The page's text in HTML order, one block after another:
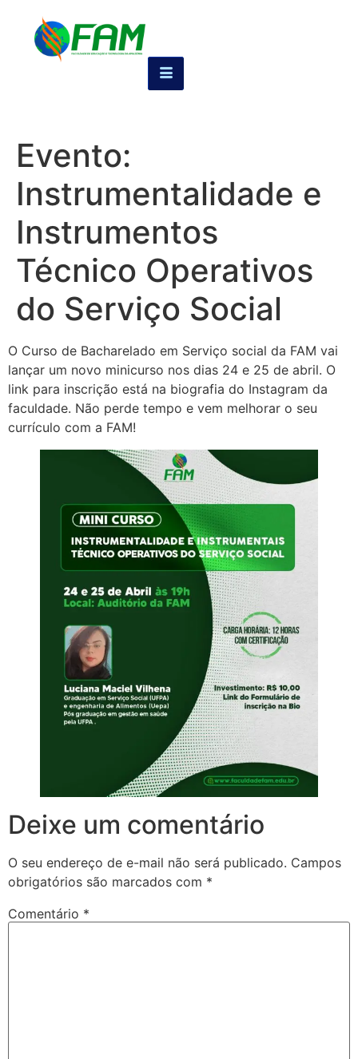
Evento:
Instrumentalidade e
Instrumentos
Técnico Operativos
do Serviço Social
O Curso de Bacharelado em Serviço social da FAM vai
lançar um novo minicurso nos dias 24 e 25 de abril. O
link para inscrição está na biografia do Instagram da
faculdade. Não perde tempo e vem melhorar o seu
currículo com a FAM!
Deixe um comentário
O seu endereço de e-mail não será publicado. Campos
obrigatórios são marcados com *
Comentário *